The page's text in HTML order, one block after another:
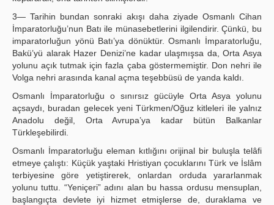
3— Tarihin bundan sonraki akışı daha ziyade Osmanlı Cihan
İmparatorluğu’nun Batı ile münasebetlerini ilgilendirir. Çünkü, bu
imparatorluğun yönü Batı’ya dönüktür. Osmanlı İmparatorluğu,
Bakü’yü alarak Hazer Denizi’ne kadar ulaşmışsa da, Orta Asya
yolunu açık tutmak için fazla çaba göstermemiştir. Don nehri ile
Volga nehri arasında kanal açma teşebbüsü de yanda kaldı.
Osmanlı İmparatorluğu o sınırsız gücüyle Orta Asya yolunu
açsaydı, buradan gelecek yeni Türkmen/Oğuz kitleleri ile yalnız
Anadolu değil, Orta Avrupa’ya kadar bütün Balkanlar
Türkleşebilirdi.
Osmanlı İmparatorluğu eleman kıtlığını orijinal bir buluşla telâfi
etmeye çalıştı: Küçük yaştaki Hristiyan çocuklarını Türk ve İslâm
terbiyesine göre yetiştirerek, onlardan orduda yararlanmak
yolunu tuttu. “Yeniçeri” adını alan bu hassa ordusu mensuplan,
başlangıçta devlete iyi hizmet etmişlerse de, duraklama ve